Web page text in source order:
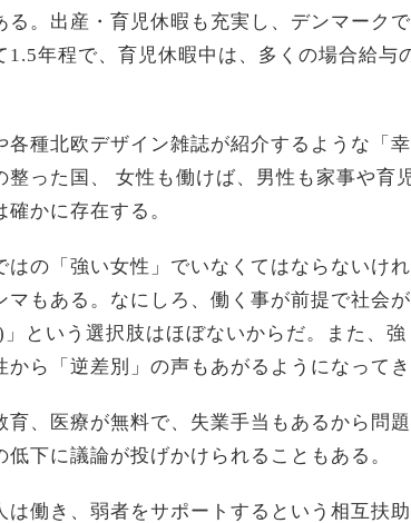
る。出産・育児休暇も充実し、デンマーク
1.5年程で、育児休暇中は、多くの場合給与
各種北欧デザイン雑誌が紹介するような「
整った国、 女性も働けば、男性も家事や育
かに存在する。
はの「強い女性」でいなくてはならないけ
マもある。なにしろ、働く事が前提で社会
という選択肢はほぼないからだ。また、
ら「逆差別」の声もあがるようになってき
育、医療が無料で、失業手当もあるから問
下に議論が投げかけられることもある。
は働き、弱者をサポートするという相互扶